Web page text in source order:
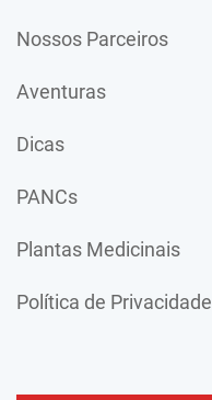
Nossos Parceiros
Aventuras
Dicas
PANCs
Plantas Medicinais
Política de Privacidade